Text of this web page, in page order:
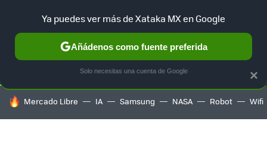
SELECCIÓN GAMING HOME AUTO TERRITORIO
HOY SE HABLA DE
Mercado Libre IA Samsung NASA Robot Wifi
×
Ya puedes ver más de Xataka MX en Google
Añádenos como fuente preferida
Solo necesitas una cuenta de Google